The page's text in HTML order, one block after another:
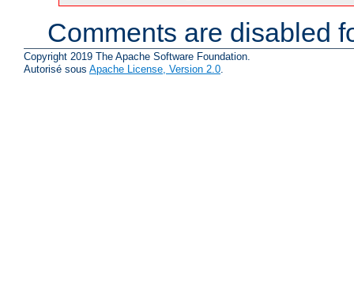
Comments are disabled
Copyright 2019 The Apache Software Foundation.
Autorisé sous Apache License, Version 2.0.